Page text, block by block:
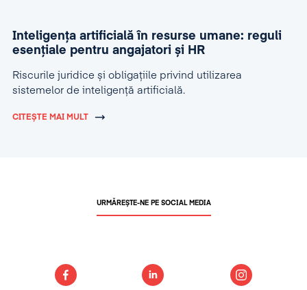
Inteligența artificială în resurse umane: reguli
esențiale pentru angajatori și HR
Riscurile juridice și obligațiile privind utilizarea
sistemelor de inteligență artificială.
CITEȘTE MAI MULT
URMĂREȘTE-NE PE SOCIAL MEDIA